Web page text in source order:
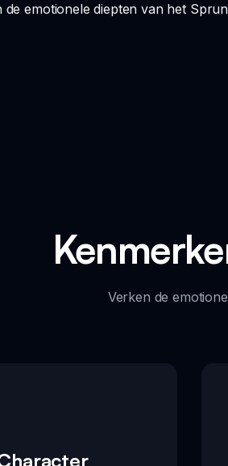
de emotionele diepten van het
Verken de